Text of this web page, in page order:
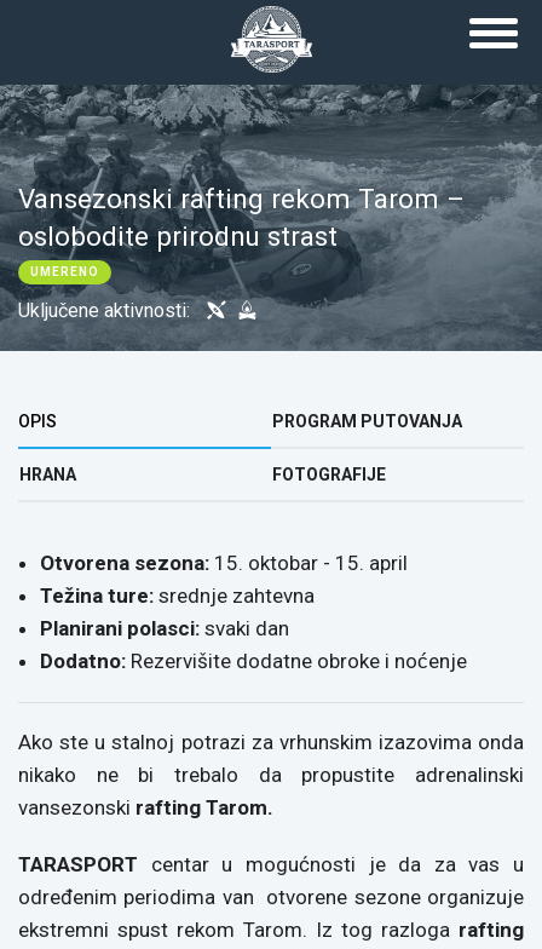
Vansezonski rafting rekom Tarom –
oslobodite prirodnu strast
UMERENO
Uključene aktivnosti:
Top group
OPIS PROGRAM PUTOVANJA
HRANA FOTOGRAFIJE
Otvorena sezona:15. oktobar - 15. april
Težina ture:srednje zahtevna
Planirani polasci: svaki dan
Dodatno:Rezervišite dodatne obroke i noćenje
Ako ste u stalnoj potrazi za vrhunskim izazovima onda
nikako ne bi trebalo da propustite adrenalinski
vansezonski rafting Tarom.
TARASPORT centar u mogućnosti je da za vas u
određenim periodima van otvorene sezone organizuje
ekstremni spust rekom Tarom. Iz tog razloga rafting